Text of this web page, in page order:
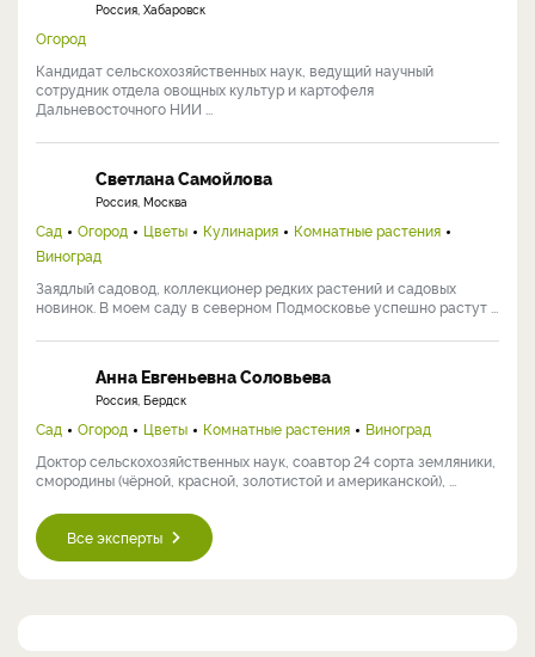
Россия, Хабаровск
Огород
Кандидат сельскохозяйственных наук, ведущий научный
сотрудник отдела овощных культур и картофеля
Дальневосточного НИИ ...
Светлана Самойлова
Россия, Москва
Сад Огород Цветы Кулинария
Комнатные растения
Виноград
Заядлый садовод, коллекционер редких растений и садовых
новинок. В моем саду в северном Подмосковье успешно растут ...
Анна Евгеньевна Соловьева
Россия, Бердск
Сад Огород Цветы Комнатные растения
Виноград
Доктор сельскохозяйственных наук, соавтор 24 сорта земляники,
смородины (чёрной, красной, золотистой и американской), ...
Все эксперты